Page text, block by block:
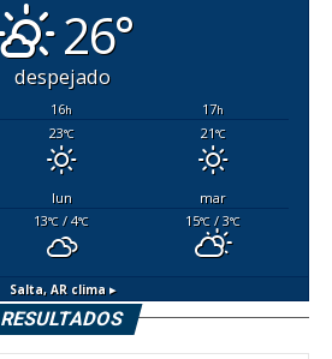
26°
despejado
16h 17h
23°C 21°C
lun
mar
13°C / 4°C 15°C / 3°C
Salta, ARclima ▸
RESULTADOS